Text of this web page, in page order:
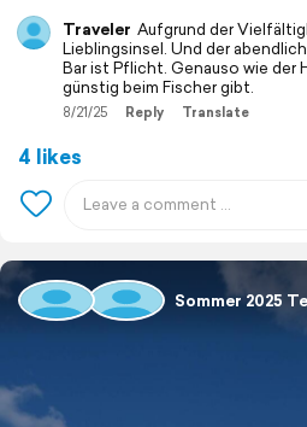
Traveler Aufgrund der
Lieblingsinsel. Und der
Bar ist Pflicht. Genauso wie der
günstig beim Fischer gibt.
8/21/25 Reply Translate
4 likes
Sommer 2025